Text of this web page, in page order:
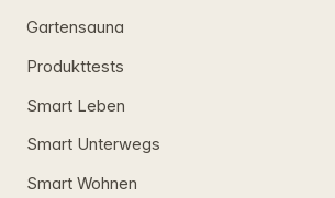
Gartensauna
Produkttests
Smart Leben
Smart Unterwegs
Smart Wohnen